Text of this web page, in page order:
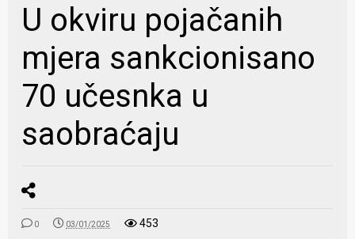
U okviru pojačanih
mjera sankcionisano
70 učesnka u
saobraćaju
0 03/01/2025 453